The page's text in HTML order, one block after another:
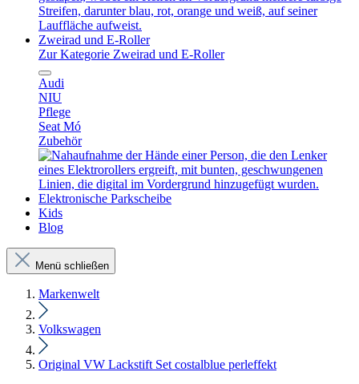
Zweirad und E-Roller
Zur Kategorie Zweirad und E-Roller
Audi
NIU
Pflege
Seat Mó
Zubehör
Elektronische Parkscheibe
Kids
Blog
Menü schließen
Markenwelt
Volkswagen
Original VW Lackstift Set costalblue perleffekt